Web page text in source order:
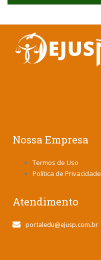
Nossa Empresa
Termos de Uso
Política de Privacidade
Atendimento
portaledu@ejusp.com.br